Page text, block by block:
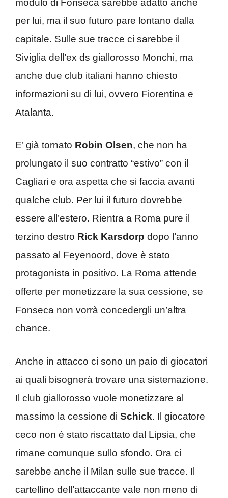
modulo di Fonseca sarebbe adatto anche
per lui, ma il suo futuro pare lontano dalla
capitale. Sulle sue tracce ci sarebbe il
Siviglia dell’ex ds giallorosso Monchi, ma
anche due club italiani hanno chiesto
informazioni su di lui, ovvero Fiorentina e
Atalanta.
E’ già tornato Robin Olsen, che non ha
prolungato il suo contratto “estivo” con il
Cagliari e ora aspetta che si faccia avanti
qualche club. Per lui il futuro dovrebbe
essere all’estero. Rientra a Roma pure il
terzino destro Rick Karsdorp dopo l’anno
passato al Feyenoord, dove è stato
protagonista in positivo. La Roma attende
offerte per monetizzare la sua cessione, se
Fonseca non vorrà concedergli un’altra
chance.
Anche in attacco ci sono un paio di giocatori
ai quali bisognerà trovare una sistemazione.
Il club giallorosso vuole monetizzare al
massimo la cessione di Schick. Il giocatore
ceco non è stato riscattato dal Lipsia, che
rimane comunque sullo sfondo. Ora ci
sarebbe anche il Milan sulle sue tracce. Il
cartellino dell’attaccante vale non meno di